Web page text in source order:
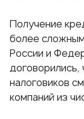
Получение
более
России и
договорились,
налоговиков
компаний из